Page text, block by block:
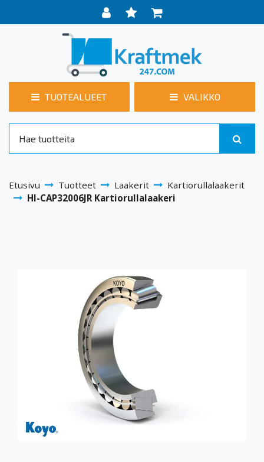
TUOTEALUEET VALIKKO
Etusivu Tuotteet Laakerit
Kartiorullalaakerit
HI-CAP32006JR Kartiorullalaakeri